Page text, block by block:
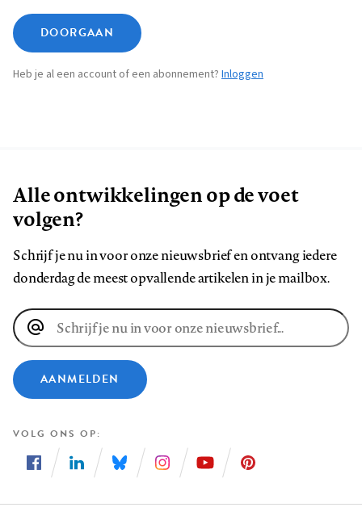
DOORGAAN
Heb je al een account of een abonnement? Inloggen
Alle ontwikkelingen op de voet
volgen?
Schrijf je nu in voor onze nieuwsbrief en ontvang iedere
donderdag de meest opvallende artikelen in je mailbox.
E-
mailadres
AANMELDEN
VOLG ONS OP
ons
ons
ons
ons
ons
ons